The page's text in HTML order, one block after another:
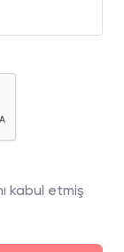
kabul etmiş